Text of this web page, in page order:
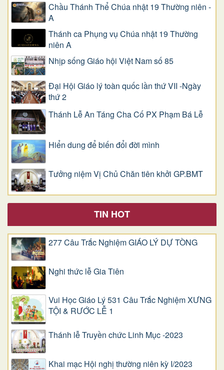
Chầu Thánh Thể Chúa nhật 19 Thường niên -
A
Thánh ca Phụng vụ Chúa nhật 19 Thường
niên A
Nhịp sống Giáo hội Việt Nam số 85
Đại Hội Giáo lý toàn quốc lần thứ VII -Ngày
thứ 2
Thánh Lễ An Táng Cha Cố PX Phạm Bá Lễ
Hiển dung để biến đổi đời mình
Tưởng niệm Vị Chủ Chăn tiên khởi GP.BMT
TIN HOT
277 Câu Trắc Nghiệm GIÁO LÝ DỰ TÒNG
Nghi thức lễ Gia Tiên
Vui Học Giáo Lý 531 Câu Trắc Nghiệm XƯNG
TỘI & RƯỚC LỄ 1
Thánh lễ Truyền chức Linh Mục -2023
Khai mạc Hội nghị thường niên kỳ I/2023